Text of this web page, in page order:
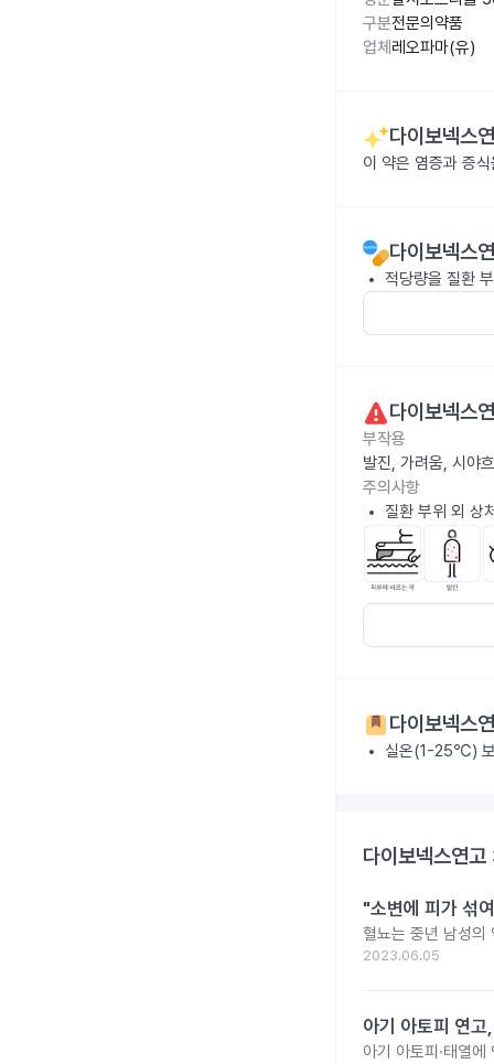
구분전문의약품
업체 레오파마(유)
다이보넥스
이 약은 염증과 증
다이보넥스
적당량을 질환
다이보넥스
부작용
발진, 가려움, 시야
주의사항
질환 부위 외 상
다이보넥스
실온(1-25℃)
다이보넥스연
"소변에 피가 섞
혈뇨는 중년 남성의
2023.06.05
아기 아토피 연
아기 아토피·태열